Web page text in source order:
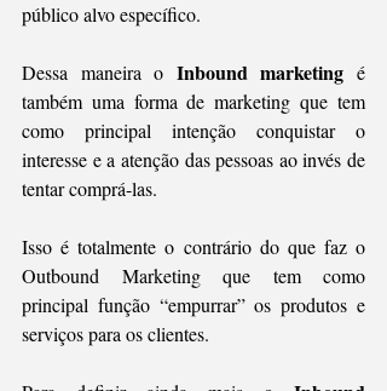
público alvo específico.
Dessa maneira o Inbound marketing é
também uma forma de marketing que tem
como principal intenção conquistar o
interesse e a atenção das pessoas ao invés de
tentar comprá-las.
Isso é totalmente o contrário do que faz o
Outbound Marketing que tem como
principal função “empurrar” os produtos e
serviços para os clientes.